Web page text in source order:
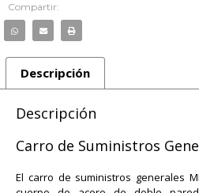
Compartir:
Descripción
Descripción
Carro de Suministros
El carro de suministros generales